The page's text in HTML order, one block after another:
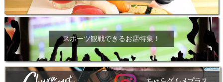
スポーツ観戦できるお店特集！